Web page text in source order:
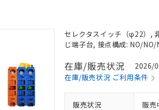
セレクタスイッチ（φ22）,
じ端子台, 接点構成: NO/NO/
在庫/販売状況
2026/
在庫/販売状況 ご利用条件
販売状況 販売